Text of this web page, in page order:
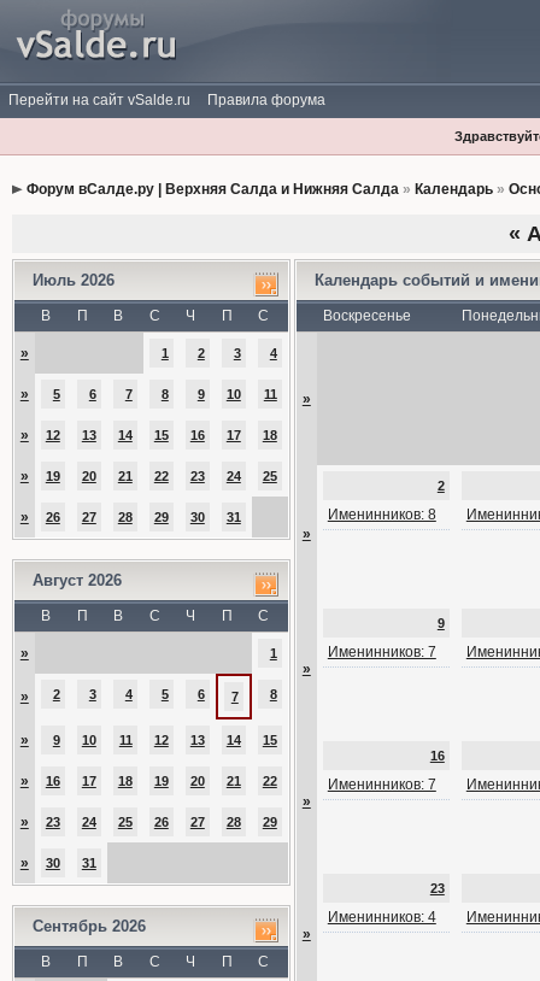
Перейти на сайт vSalde.ru Правила форума
Форум вСалде.ру | Верхняя Салда и Нижняя Салда» Календарь»
«
Июль 2026
В П В С Ч П С
» 1 2 3 4
» 5 6 7 8 9 10 11
» 12 13 14 15 16 17 18
» 19 20 21 22 23 24 25
» 26 27 28 29 30 31
Август 2026
В П В С Ч П С
» 1
» 2 3 4 5 6 7 8
» 9 10 11 12 13 14 15
» 16 17 18 19 20 21 22
» 23 24 25 26 27 28 29
» 30 31
Сентябрь 2026
В П В С Ч П С
Календарь событий и
Воскресенье
»
»
2
Именинников: 8
»
9
Именинников: 7
»
16
Именинников: 7
»
23
Именинников: 4